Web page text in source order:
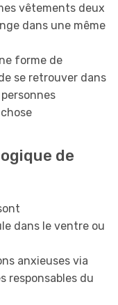
vêtements deux
dans une même
forme de
se retrouver dans
de
dans le ventre ou
anxieuses via
responsables du